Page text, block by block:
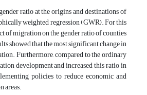
ratio at the origins and destinations of
weighted regression (GWR). For this
of migration on the gender ratio of counties
showed that the most significant change in
Furthermore, compared to the ordinary
development and increased this ratio in
policies to reduce economic and
areas.